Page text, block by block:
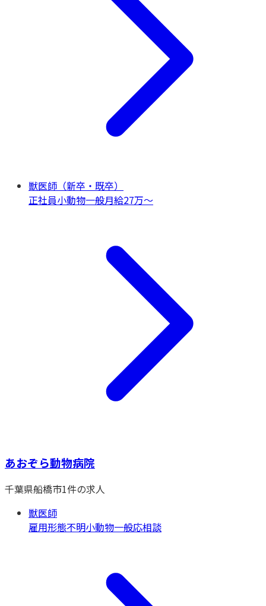
獣医師（新卒・既卒）
正社員小動物一般月給27万〜
あおぞら動物病院
千葉県船橋市1件の求人
獣医師
雇用形態不明小動物一般応相談